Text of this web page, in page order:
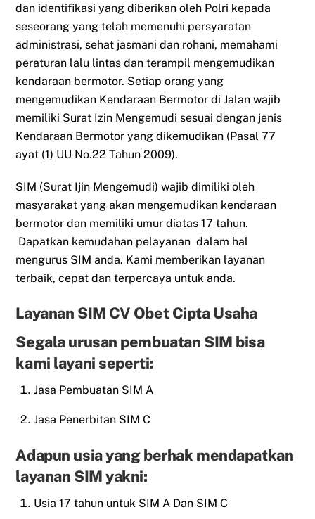
dan identifikasi yang diberikan oleh Polri kepada
seseorang yang telah memenuhi persyaratan
administrasi, sehat jasmani dan rohani, memahami
peraturan lalu lintas dan terampil mengemudikan
kendaraan bermotor. Setiap orang yang
mengemudikan Kendaraan Bermotor di Jalan wajib
memiliki Surat Izin Mengemudi sesuai dengan jenis
Kendaraan Bermotor yang dikemudikan (Pasal 77
ayat (1) UU No.22 Tahun 2009).
SIM (Surat Ijin Mengemudi) wajib dimiliki oleh
masyarakat yang akan mengemudikan kendaraan
bermotor dan memiliki umur diatas 17 tahun.
Dapatkan kemudahan pelayanan dalam hal
mengurus SIM anda. Kami memberikan layanan
terbaik, cepat dan terpercaya untuk anda.
Layanan SIM CV Obet Cipta Usaha
Segala urusan pembuatan SIM bisa
kami layani seperti:
Jasa Pembuatan SIM A
Jasa Penerbitan SIM C
Adapun usia yang berhak mendapatkan
layanan SIM yakni:
Usia 17 tahun untuk SIM A Dan SIM C